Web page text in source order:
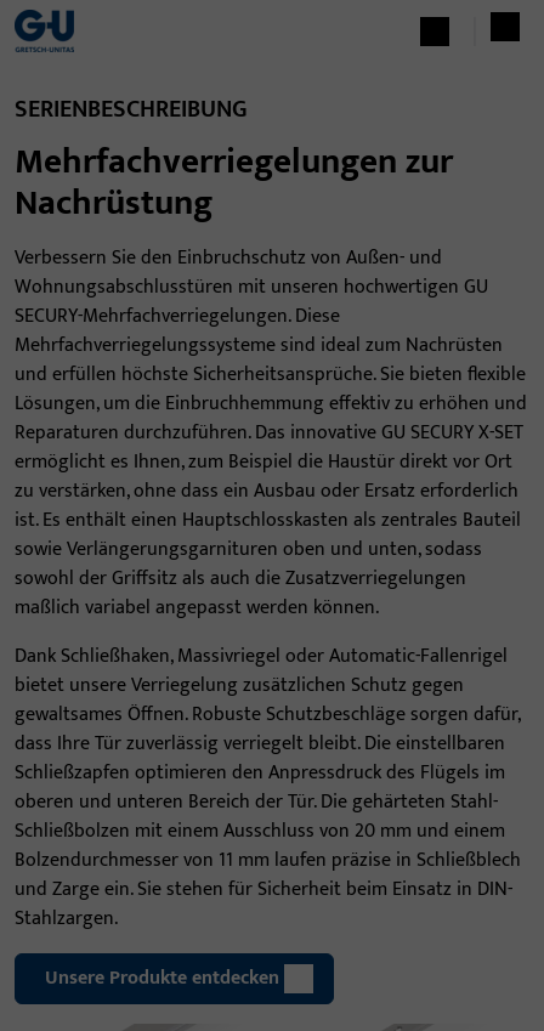
SERIENBESCHREIBUNG
Mehrfachverriegelungen zur
Nachrüstung
Verbessern Sie den Einbruchschutz von Außen- und
Wohnungsabschlusstüren mit unseren hochwertigen GU
SECURY-Mehrfachverriegelungen. Diese
Mehrfachverriegelungssysteme sind ideal zum Nachrüsten
und erfüllen höchste Sicherheitsansprüche. Sie bieten flexible
Lösungen, um die Einbruchhemmung effektiv zu erhöhen und
Reparaturen durchzuführen. Das innovative GU SECURY X-SET
ermöglicht es Ihnen, zum Beispiel die Haustür direkt vor Ort
zu verstärken, ohne dass ein Ausbau oder Ersatz erforderlich
ist. Es enthält einen Hauptschlosskasten als zentrales Bauteil
sowie Verlängerungsgarnituren oben und unten, sodass
sowohl der Griffsitz als auch die Zusatzverriegelungen
maßlich variabel angepasst werden können.
Dank Schließhaken, Massivriegel oder Automatic-Fallenrigel
bietet unsere Verriegelung zusätzlichen Schutz gegen
gewaltsames Öffnen. Robuste Schutzbeschläge sorgen dafür,
dass Ihre Tür zuverlässig verriegelt bleibt. Die einstellbaren
Schließzapfen optimieren den Anpressdruck des Flügels im
oberen und unteren Bereich der Tür. Die gehärteten Stahl-
Schließbolzen mit einem Ausschluss von 20 mm und einem
Bolzendurchmesser von 11 mm laufen präzise in Schließblech
und Zarge ein. Sie stehen für Sicherheit beim Einsatz in DIN-
Stahlzargen.
Unsere Produkte entdecken